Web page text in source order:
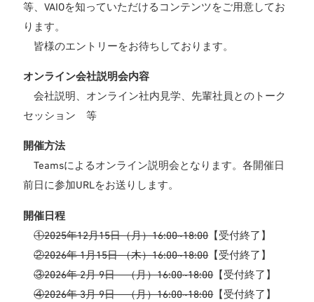
等、VAIOを知っていただけるコンテンツをご用意してお
ります。
皆様のエントリーをお待ちしております。
オンライン会社説明会内容
会社説明、オンライン社内見学、先輩社員とのトーク
セッション 等
開催方法
Teamsによるオンライン説明会となります。各開催日
前日に参加URLをお送りします。
開催日程
①2025年12月15日（月）16:00~18:00【受付終了】
②2026年 1月15日 （木）16:00~18:00【受付終了】
③2026年 2月 9日 （月）16:00~18:00【受付終了】
④2026年 3月 9日 （月）16:00~18:00【受付終了】